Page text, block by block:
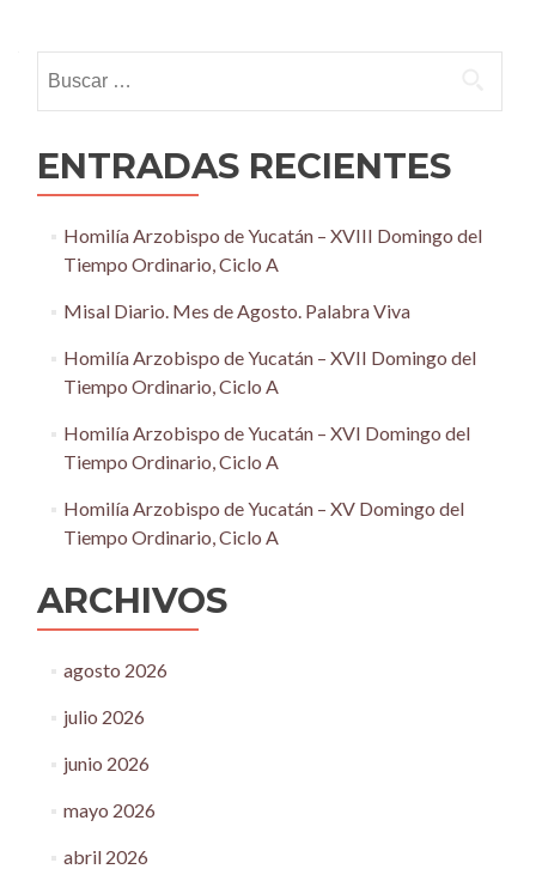
navigation
ENTRADAS RECIENTES
Homilía Arzobispo de Yucatán – XVIII Domingo del
Tiempo Ordinario, Ciclo A
Misal Diario. Mes de Agosto. Palabra Viva
Homilía Arzobispo de Yucatán – XVII Domingo del
Tiempo Ordinario, Ciclo A
Homilía Arzobispo de Yucatán – XVI Domingo del
Tiempo Ordinario, Ciclo A
Homilía Arzobispo de Yucatán – XV Domingo del
Tiempo Ordinario, Ciclo A
ARCHIVOS
agosto 2026
julio 2026
junio 2026
mayo 2026
abril 2026